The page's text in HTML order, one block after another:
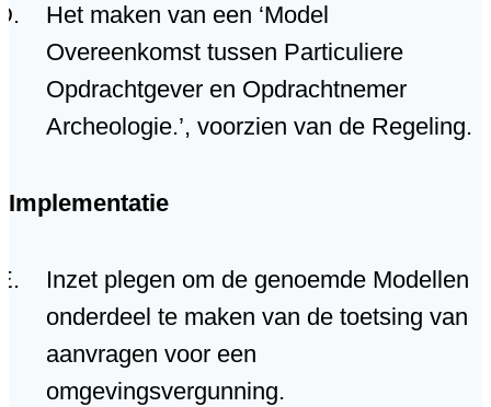
Het maken van een ‘Model
Overeenkomst tussen Particuliere
Opdrachtgever en Opdrachtnemer
Archeologie.’, voorzien van de Regeling.
Implementatie
Inzet plegen om de genoemde Modellen
onderdeel te maken van de toetsing van
aanvragen voor een
omgevingsvergunning.